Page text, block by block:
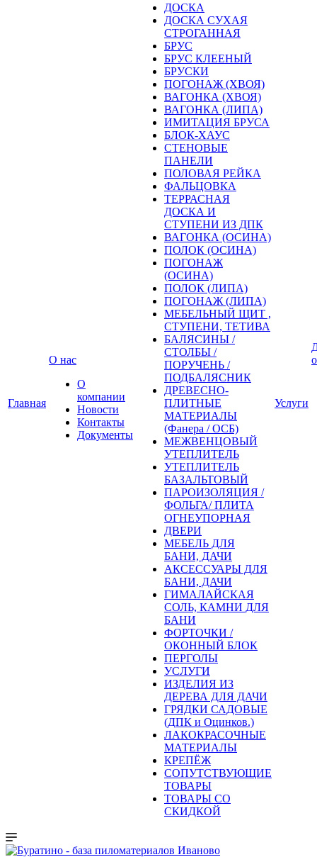
Главная
О нас
О
компании
Новости
Контакты
Документы
ДОСКА
ДОСКА СУХАЯ
СТРОГАННАЯ
БРУС
БРУС КЛЕЕНЫЙ
БРУСКИ
ПОГОНАЖ (ХВОЯ)
ВАГОНКА (ХВОЯ)
ВАГОНКА (ЛИПА)
ИМИТАЦИЯ БРУСА
БЛОК-ХАУС
СТЕНОВЫЕ
ПАНЕЛИ
ПОЛОВАЯ РЕЙКА
ФАЛЬЦОВКА
ТЕРРАСНАЯ
ДОСКА И
СТУПЕНИ ИЗ ДПК
ВАГОНКА (ОСИНА)
ПОЛОК (ОСИНА)
ПОГОНАЖ
(ОСИНА)
ПОЛОК (ЛИПА)
ПОГОНАЖ (ЛИПА)
МЕБЕЛЬНЫЙ ЩИТ ,
СТУПЕНИ, ТЕТИВА
БАЛЯСИНЫ /
СТОЛБЫ /
ПОРУЧЕНЬ /
ПОДБАЛЯСНИК
ДРЕВЕСНО-
ПЛИТНЫЕ
МАТЕРИАЛЫ
(Фанера / ОСБ)
МЕЖВЕНЦОВЫЙ
УТЕПЛИТЕЛЬ
УТЕПЛИТЕЛЬ
БАЗАЛЬТОВЫЙ
ПАРОИЗОЛЯЦИЯ /
ФОЛЬГА/ ПЛИТА
ОГНЕУПОРНАЯ
ДВЕРИ
МЕБЕЛЬ ДЛЯ
БАНИ, ДАЧИ
АКСЕССУАРЫ ДЛЯ
БАНИ, ДАЧИ
ГИМАЛАЙСКАЯ
СОЛЬ, КАМНИ ДЛЯ
БАНИ
ФОРТОЧКИ /
ОКОННЫЙ БЛОК
ПЕРГОЛЫ
УСЛУГИ
ИЗДЕЛИЯ ИЗ
ДЕРЕВА ДЛЯ ДАЧИ
ГРЯДКИ САДОВЫЕ
(ДПК и Оцинков.)
ЛАКОКРАСОЧНЫЕ
МАТЕРИАЛЫ
КРЕПЁЖ
СОПУТСТВУЮЩИЕ
ТОВАРЫ
ТОВАРЫ СО
СКИДКОЙ
Услуги